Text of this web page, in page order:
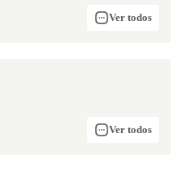
Ver todos
Ver todos